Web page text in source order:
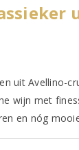
uit Avellino-
wijn met
en nóg